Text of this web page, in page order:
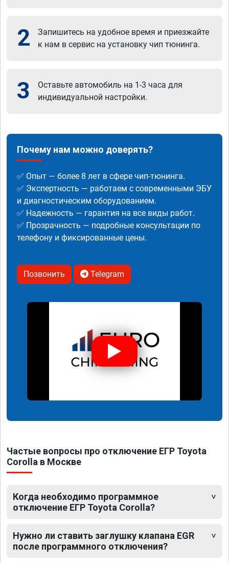
2
Запишитесь на удобное время и приезжайте
к нам в сервис на установку чип тюнинга.
3
Оставьте автомобиль на 1-3 часа для
индивидуальной настройки.
Почему нам можно доверять?
✅ Опыт — более 8 лет в сфере чип-тюнинга.
✅ Экспертность — работаем с современными ЭБУ
и диагностическим оборудованием.
✅ Надежность — гарантия на все виды работ.
✅ Прозрачность — подробные консультации по
телефону и фиксированные цены.
Позвонить Telegram
Частые вопросы про отключение ЕГР Toyota
Corolla в Москве
Когда необходимо программное
отключение ЕГР Toyota Corolla?
Нужно ли ставить заглушку клапана EGR
после программного отключения?